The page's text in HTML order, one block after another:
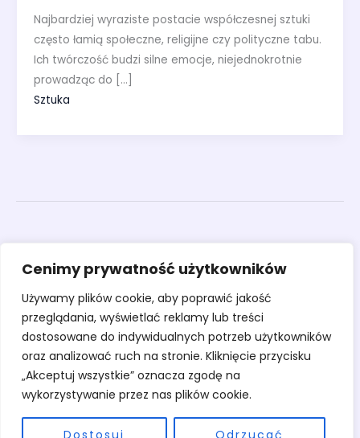
Cenimy prywatność użytkowników
Używamy plików cookie, aby poprawić jakość
przeglądania, wyświetlać reklamy lub treści
dostosowane do indywidualnych potrzeb użytkowników
oraz analizować ruch na stronie. Kliknięcie przycisku
„Akceptuj wszystkie” oznacza zgodę na
wykorzystywanie przez nas plików cookie.
Dostosuj Odrzucać
Najbardziej wyraziste postacie współczesnej sztuki
często łamią społeczne, religijne czy polityczne tabu.
Ich twórczość budzi silne emocje, niejednokrotnie
prowadząc do […]
Sztuka
Rzeźby
Sztuka
Warsztaty
O pracowni
Kontakt